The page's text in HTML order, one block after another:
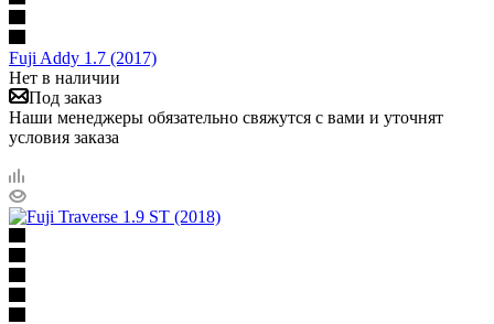
Fuji Addy 1.7 (2017)
Нет в наличии
Под заказ
Наши менеджеры обязательно свяжутся с вами и уточнят
условия заказа